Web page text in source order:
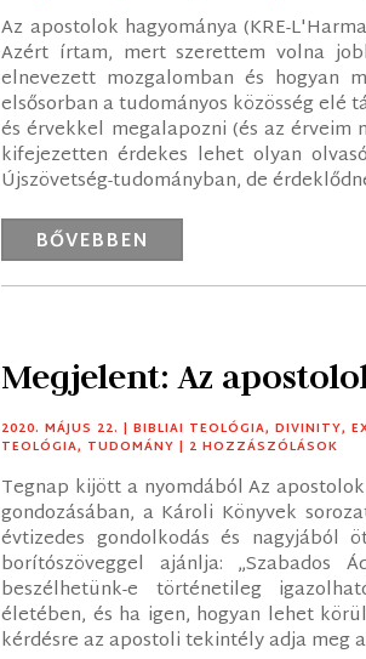
Az apostolok hagyománya (KRE-
Azért írtam, mert szerettem volna
elnevezett mozgalomban és hogyan
elsősorban a tudományos közösség
és érvekkel megalapozni (és az
kifejezetten érdekes lehet olyan
Újszövetség-tudományban, de
BŐVEBBEN
Megjelent: Az
2020. MÁJUS 22. |BIBLIAI TEOLÓGIA,DIVINITY,
TEOLÓGIA, TUDOMÁNY | 2 HOZZÁSZÓLÁSOK
Tegnap kijött a nyomdából Az
gondozásában, a Károli Könyvek
évtizedes gondolkodás és nagyjából
borítószöveggel ajánlja:
beszélhetünk-e történetileg
életében, és ha igen, hogyan lehet
kérdésre az apostoli tekintély adja meg